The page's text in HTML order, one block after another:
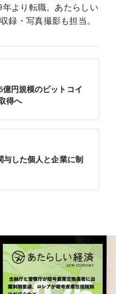
より転職。あたらしい
録・写真撮影も担当。
与した個人と企業に制
円規模のビットコイ
得へ